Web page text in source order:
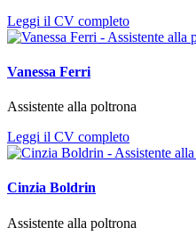
Leggi il CV completo
Vanessa Ferri
Assistente alla poltrona
Leggi il CV completo
Cinzia Boldrin
Assistente alla poltrona